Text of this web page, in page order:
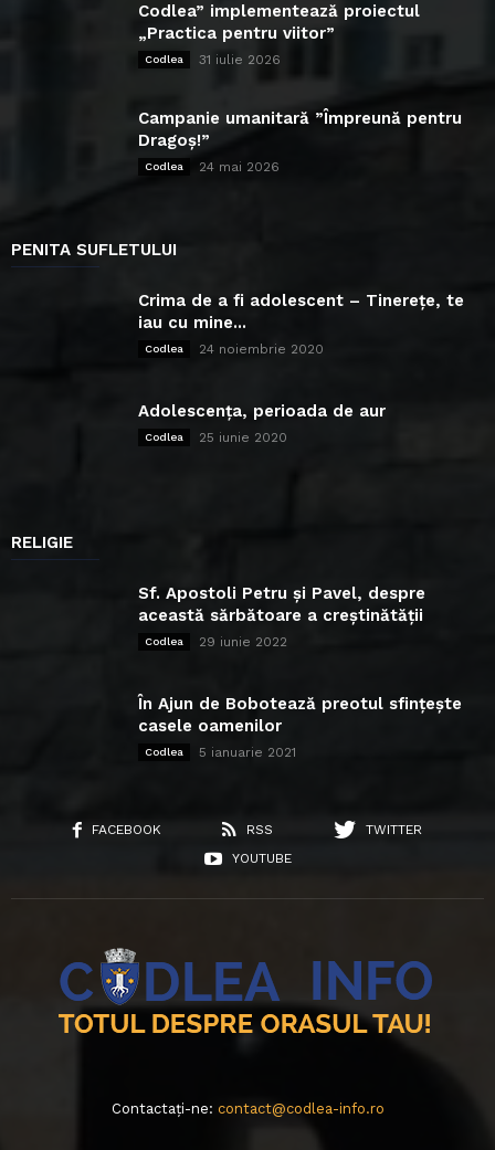
Codlea” implementează proiectul
„Practica pentru viitor”
Codlea 31 iulie 2026
Campanie umanitară ”Împreună pentru
Dragoș!”
Codlea 24 mai 2026
PENITA SUFLETULUI
Crima de a fi adolescent – Tinerețe, te
iau cu mine...
Codlea 24 noiembrie 2020
Adolescența, perioada de aur
Codlea 25 iunie 2020
RELIGIE
Sf. Apostoli Petru și Pavel, despre
această sărbătoare a creștinătății
Codlea 29 iunie 2022
În Ajun de Bobotează preotul sfințește
casele oamenilor
Codlea 5 ianuarie 2021
FACEBOOK RSS
TWITTER
YOUTUBE
Contactați-ne: contact@codlea-info.ro